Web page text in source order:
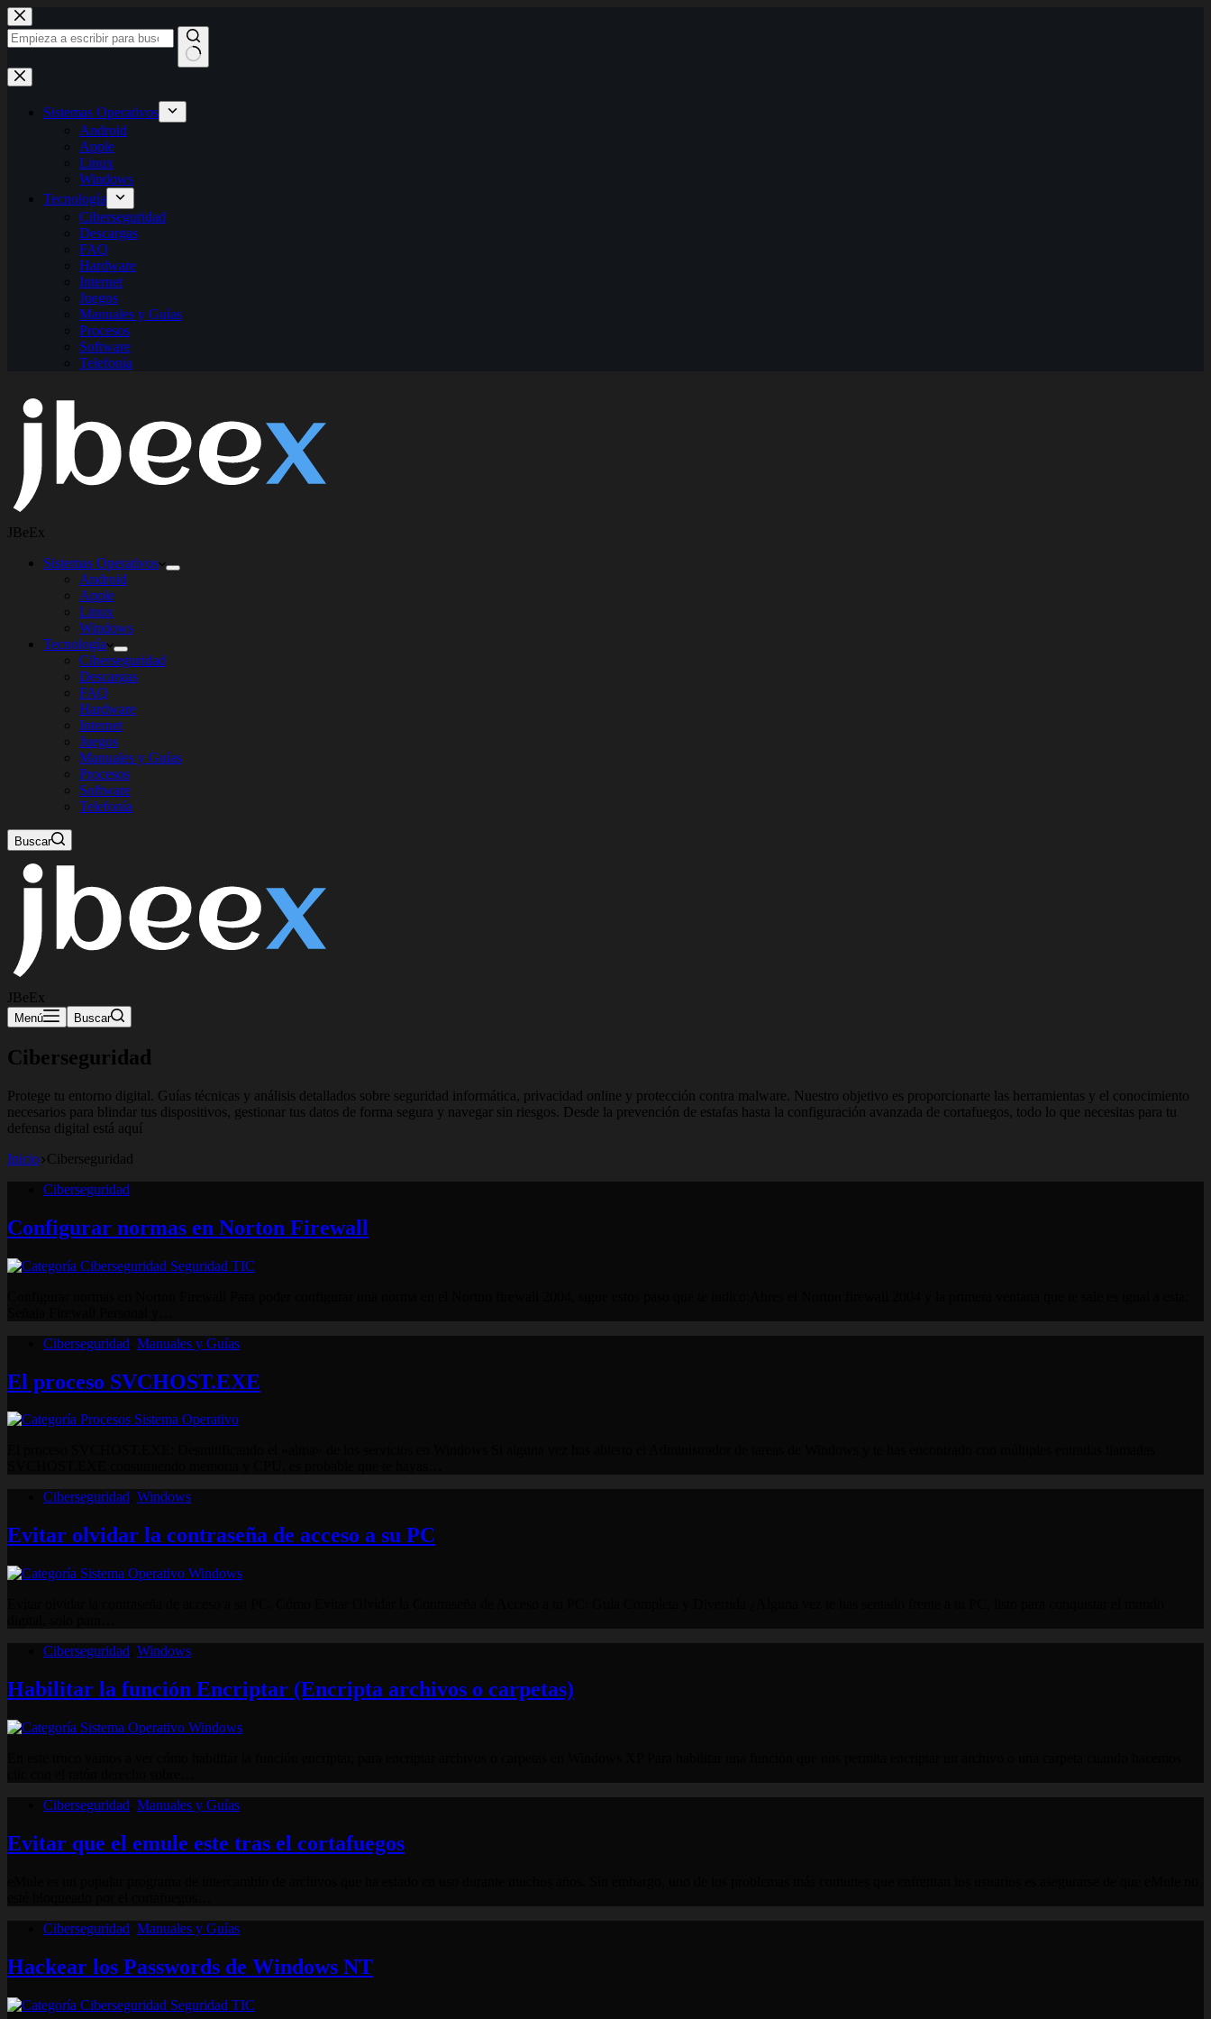
Saltar
al
contenido
Sin
resultados
Sistemas Operativos
Android
Apple
Linux
Windows
Tecnología
Ciberseguridad
Descargas
FAQ
Hardware
Internet
Juegos
Manuales y Guías
Procesos
Software
Telefonía
JBeEx
Sistemas Operativos
Android
Apple
Linux
Windows
Tecnología
Ciberseguridad
Descargas
FAQ
Hardware
Internet
Juegos
Manuales y Guías
Procesos
Software
Telefonía
Buscar
JBeEx
Menú Buscar
Ciberseguridad
Protege tu entorno digital. Guías técnicas y análisis detallados sobre seguridad informática, privacidad online y protección contra malware. Nuestro objetivo es proporcionarte las herramientas y el conocimiento
necesarios para blindar tus dispositivos, gestionar tus datos de forma segura y navegar sin riesgos. Desde la prevención de estafas hasta la configuración avanzada de cortafuegos, todo lo que necesitas para tu
defensa digital está aquí
Inicio Ciberseguridad
Ciberseguridad
Configurar normas en Norton Firewall
Ciberseguridad Manuales y Guías
El proceso SVCHOST.EXE
Ciberseguridad Windows
Evitar olvidar la contraseña de acceso a su PC
Ciberseguridad Windows
Habilitar la función Encriptar (Encripta archivos o carpetas)
Ciberseguridad Manuales y Guías
Evitar que el emule este tras el cortafuegos
Ciberseguridad Manuales y Guías
Hackear los Passwords de Windows NT